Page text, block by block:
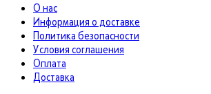
О нас
Информация о доставке
Политика безопасности
Условия соглашения
Оплата
Доставка